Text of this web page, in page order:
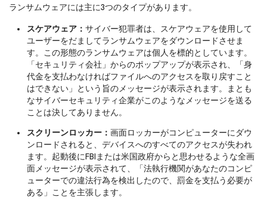
ランサムウェアには主に3つのタイプがあります。
スケアウェア： サイバー犯罪者は、スケアウェアを使用して
ユーザーをだましてランサムウェアをダウンロードさせま
す。この形態のランサムウェアは個人を標的としています。
「セキュリティ会社」からのポップアップが表示され、「身
代金を支払わなければファイルへのアクセスを取り戻すこと
はできない」という旨のメッセージが表示されます。まとも
なサイバーセキュリティ企業がこのようなメッセージを送る
ことは決してありません。
スクリーンロッカー： 画面ロッカーがコンピューターにダウ
ンロードされると、デバイスへのすべてのアクセスが失われ
ます。起動後にFBIまたは米国政府からと思わせるような全画
面メッセージが表示されて、「法執行機関があなたのコンピ
ューターでの違法行為を検出したので、罰金を支払う必要が
ある」ことを主張します。